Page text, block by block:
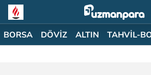
BORSA DÖVİZ ALTIN TAHVİL-